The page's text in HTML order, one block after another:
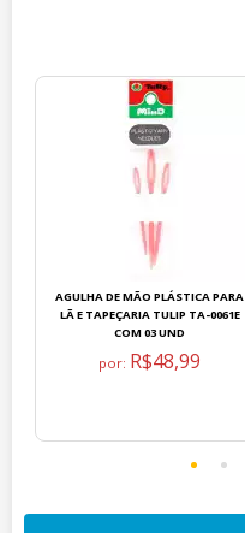
AGULHA DE MÃO PLÁSTICA PARA
LÃ E TAPEÇARIA TULIP TA-0061E
COM 03 UND
por: R$48,99